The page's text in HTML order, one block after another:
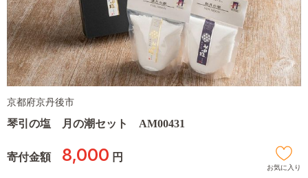
京都府京丹後市
琴引の塩 月の潮セット AM00431
寄付金額 8,000 円
お気に入り